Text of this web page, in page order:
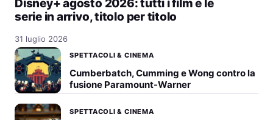
Disney+ agosto 2026: tutti i film e le
serie in arrivo, titolo per titolo
31 luglio 2026
SPETTACOLI & CINEMA
Cumberbatch, Cumming e Wong contro la
fusione Paramount-Warner
SPETTACOLI & CINEMA